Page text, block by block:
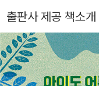
게 쓰고 있습니다. '인
뿐. 그 힘을 만들어내면
에도 조금만 더 힘을 낼
함께 힘내자고 위로하
습니다. 어린이든 어른
출판사 제공 책소개